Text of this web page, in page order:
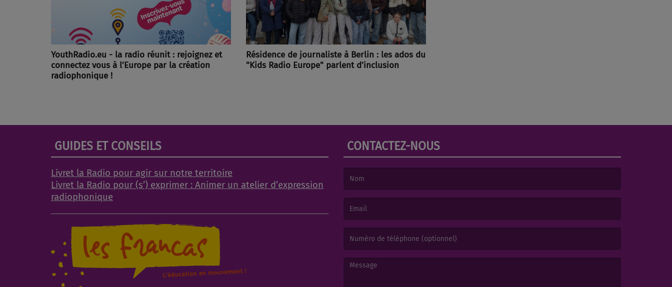
YouthRadio.eu - la radio réunit : rejoignez et
connectez vous à l’Europe par la création
radiophonique !
Résidence de journaliste à Berlin : les ados du
"Kids Radio Europe" parlent d’inclusion
GUIDES ET CONSEILS
Livret la Radio pour agir sur notre territoire
Livret la Radio pour (s’) exprimer : Animer un atelier d’expression
radiophonique
CONTACTEZ-NOUS